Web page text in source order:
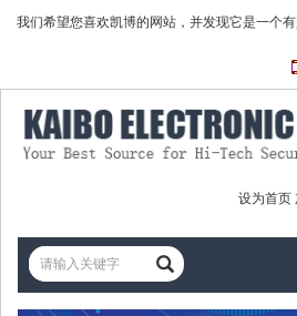
我们希望您喜欢凯博的网站，并发现它是一个
设为首页